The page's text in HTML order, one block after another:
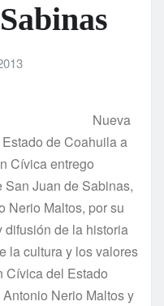
Nueva
de Coahuila a
Cí­vica entrego
Juan de Sabinas,
Nerio Maltos, por su
difusión de la historia
la cultura y los valores
Cí­vica del Estado
Nerio Maltos y